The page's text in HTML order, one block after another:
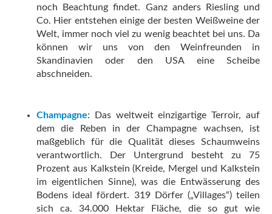
noch Beachtung findet. Ganz anders Riesling und
Co. Hier entstehen einige der besten Weißweine der
Welt, immer noch viel zu wenig beachtet bei uns. Da
können wir uns von den Weinfreunden in
Skandinavien oder den USA eine Scheibe
abschneiden.
Champagne: Das weltweit einzigartige Terroir, auf
dem die Reben in der Champagne wachsen, ist
maßgeblich für die Qualität dieses Schaumweins
verantwortlich. Der Untergrund besteht zu 75
Prozent aus Kalkstein (Kreide, Mergel und Kalkstein
im eigentlichen Sinne), was die Entwässerung des
Bodens ideal fördert. 319 Dörfer („Villages“) teilen
sich ca. 34.000 Hektar Fläche, die so gut wie